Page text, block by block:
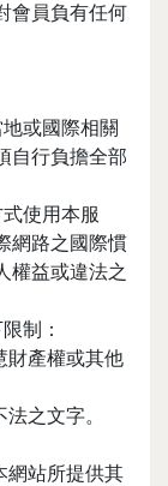
會員負有任何
或國際相關
自行負擔全部
使用本服
網路之國際慣
權益或違法之
制：
財產權或其他
之文字。
網站所提供其